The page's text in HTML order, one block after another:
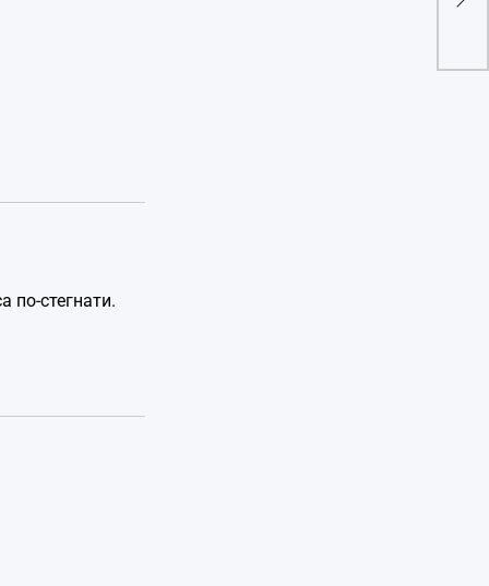
по-стегнати.